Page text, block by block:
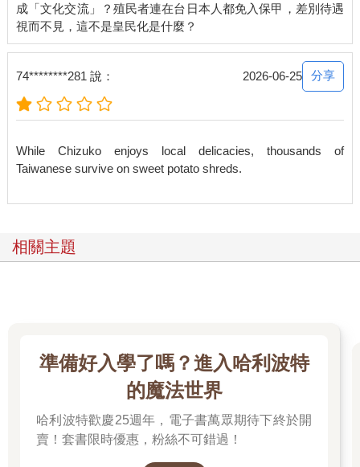
成「文化交流」？殖民者連在台日本人都免入保甲，差別待遇
74********281 說： 2026-06-25 分享
While Chizuko enjoys local delicacies, thousands of
Taiwanese survive on sweet potato shreds.
相關主題
準備好入學了嗎？進入哈利波特
的魔法世界
哈利波特歡慶25週年，電子書萬眾期待下終於開
賣！套書限時優惠，粉絲不可錯過！